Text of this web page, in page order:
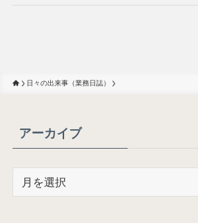
日々の出来事（業務日誌）
アーカイブ